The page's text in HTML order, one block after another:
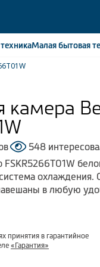
техникаМалая бытовая
камера
548
в любую
принятия в гарантийное
«Гарантия»